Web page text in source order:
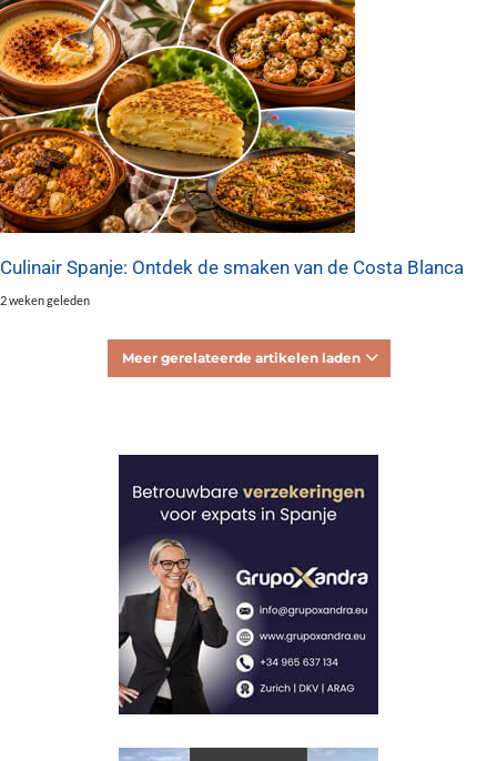
Culinair Spanje: Ontdek de smaken van de Costa Blanca
2 weken geleden
Meer gerelateerde artikelen laden